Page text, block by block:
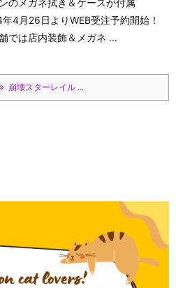
のメガネ拭き＆ケースが付属
4月26日よりWEB受注予約開始！
では店内装飾＆メガネ ...
崩壊スターレイル ...